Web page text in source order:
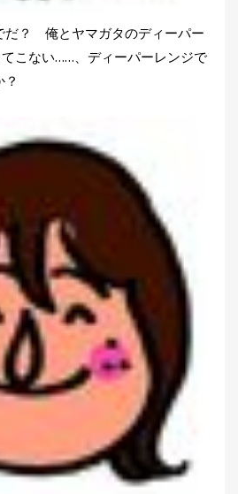
だ？ 俺とヤマガタのディーパー
こない……、ディーパーレンジで